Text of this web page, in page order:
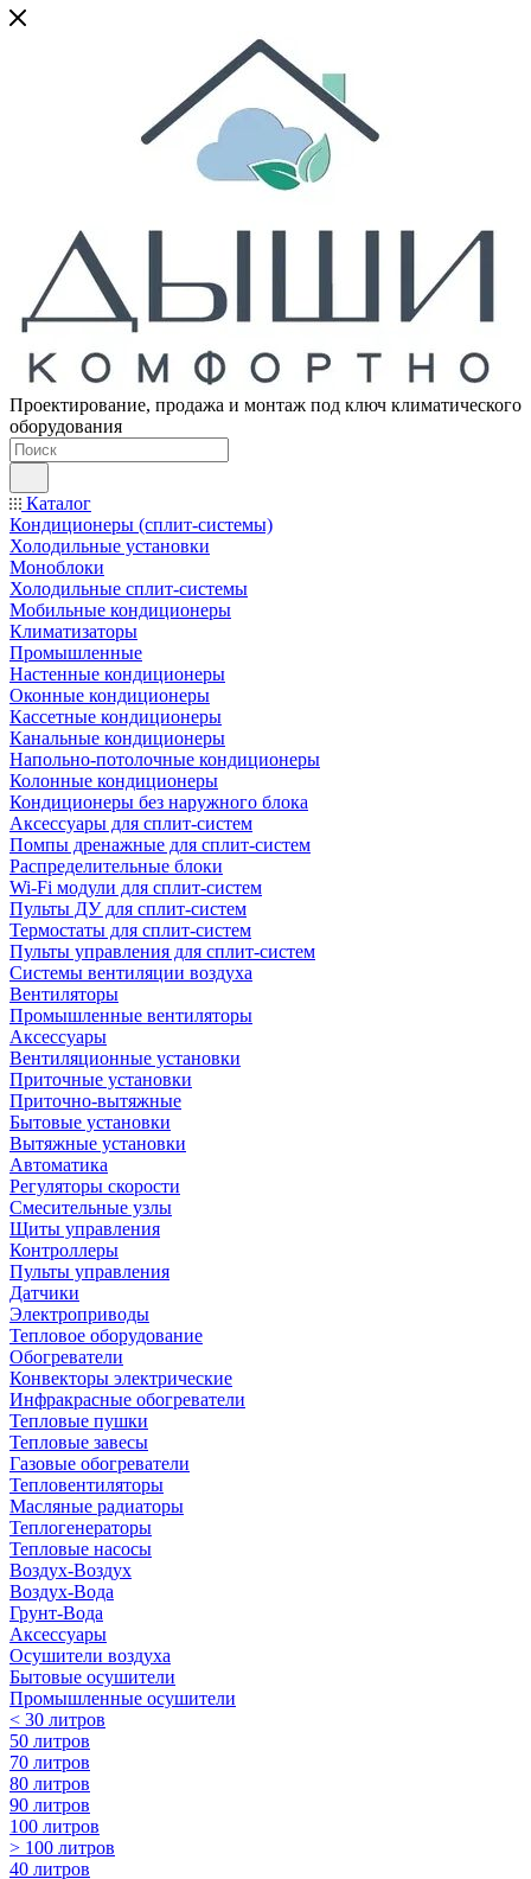
Проектирование, продажа и монтаж под ключ климатического
оборудования
Каталог
Кондиционеры (сплит-системы)
Холодильные установки
Моноблоки
Холодильные сплит-системы
Мобильные кондиционеры
Климатизаторы
Промышленные
Настенные кондиционеры
Оконные кондиционеры
Кассетные кондиционеры
Канальные кондиционеры
Напольно-потолочные кондиционеры
Колонные кондиционеры
Кондиционеры без наружного блока
Аксессуары для сплит-систем
Помпы дренажные для сплит-систем
Распределительные блоки
Wi-Fi модули для сплит-систем
Пульты ДУ для сплит-систем
Термостаты для сплит-систем
Пульты управления для сплит-систем
Системы вентиляции воздуха
Вентиляторы
Промышленные вентиляторы
Аксессуары
Вентиляционные установки
Приточные установки
Приточно-вытяжные
Бытовые установки
Вытяжные установки
Автоматика
Регуляторы скорости
Смесительные узлы
Щиты управления
Контроллеры
Пульты управления
Датчики
Электроприводы
Тепловое оборудование
Обогреватели
Конвекторы электрические
Инфракрасные обогреватели
Тепловые пушки
Тепловые завесы
Газовые обогреватели
Тепловентиляторы
Масляные радиаторы
Теплогенераторы
Тепловые насосы
Воздух-Воздух
Воздух-Вода
Грунт-Вода
Аксессуары
Осушители воздуха
Бытовые осушители
Промышленные осушители
< 30 литров
50 литров
70 литров
80 литров
90 литров
100 литров
> 100 литров
40 литров